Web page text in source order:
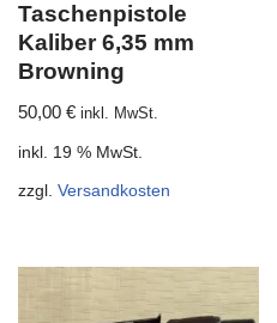
Taschenpistole
Kaliber 6,35 mm
Browning
50,00 € inkl. MwSt.
inkl. 19 % MwSt.
zzgl. Versandkosten